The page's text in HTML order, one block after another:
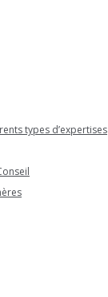
types d’expertises